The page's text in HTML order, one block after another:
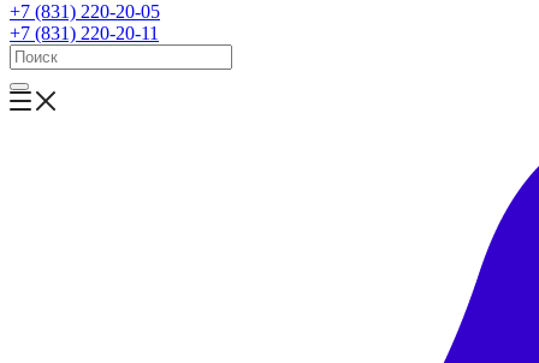
+7 (831) 220-20-05
+7 (831) 220-20-11